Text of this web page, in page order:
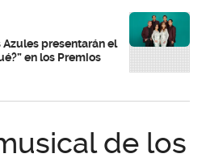
presentarán el
en los Premios
de los